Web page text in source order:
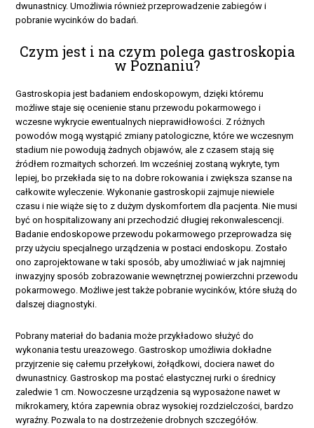
dwunastnicy. Umożliwia również przeprowadzenie zabiegów i
pobranie wycinków do badań.
Czym jest i na czym polega gastroskopia
w Poznaniu?
Gastroskopia jest badaniem endoskopowym, dzięki któremu
możliwe staje się ocenienie stanu przewodu pokarmowego i
wczesne wykrycie ewentualnych nieprawidłowości. Z różnych
powodów mogą wystąpić zmiany patologiczne, które we wczesnym
stadium nie powodują żadnych objawów, ale z czasem stają się
źródłem rozmaitych schorzeń. Im wcześniej zostaną wykryte, tym
lepiej, bo przekłada się to na dobre rokowania i zwiększa szanse na
całkowite wyleczenie. Wykonanie gastroskopii zajmuje niewiele
czasu i nie wiąże się to z dużym dyskomfortem dla pacjenta. Nie musi
być on hospitalizowany ani przechodzić długiej rekonwalescencji.
Badanie endoskopowe przewodu pokarmowego przeprowadza się
przy użyciu specjalnego urządzenia w postaci endoskopu. Zostało
ono zaprojektowane w taki sposób, aby umożliwiać w jak najmniej
inwazyjny sposób zobrazowanie wewnętrznej powierzchni przewodu
pokarmowego. Możliwe jest także pobranie wycinków, które służą do
dalszej diagnostyki.
Pobrany materiał do badania może przykładowo służyć do
wykonania testu ureazowego. Gastroskop umożliwia dokładne
przyjrzenie się całemu przełykowi, żołądkowi, dociera nawet do
dwunastnicy. Gastroskop ma postać elastycznej rurki o średnicy
zaledwie 1 cm. Nowoczesne urządzenia są wyposażone nawet w
mikrokamery, która zapewnia obraz wysokiej rozdzielczości, bardzo
wyraźny. Pozwala to na dostrzeżenie drobnych szczegółów.